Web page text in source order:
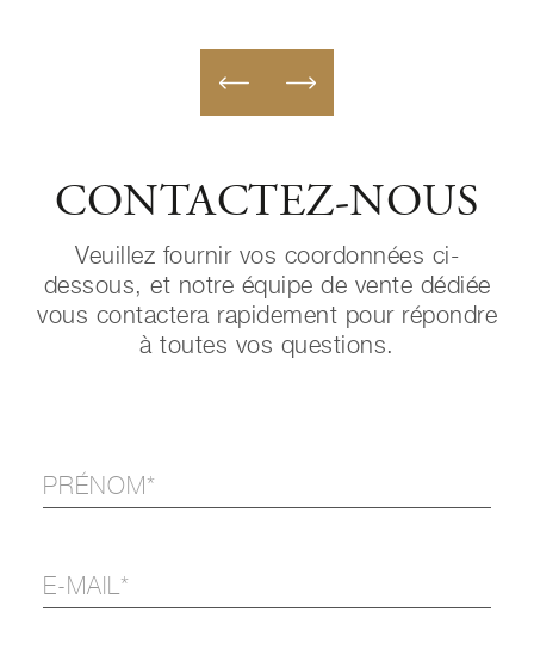
CONTACTEZ-NOUS
Veuillez fournir vos coordonnées ci-
dessous, et notre équipe de vente dédiée
vous contactera rapidement pour répondre
à toutes vos questions.